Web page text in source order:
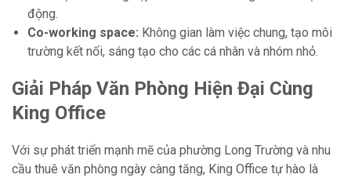
động.
Co-working space: Không gian làm việc chung, tạo môi
trường kết nối, sáng tạo cho các cá nhân và nhóm nhỏ.
Giải Pháp Văn Phòng Hiện Đại Cùng
King Office
Với sự phát triển mạnh mẽ của phường Long Trường và nhu
cầu thuê văn phòng ngày càng tăng, King Office tự hào là